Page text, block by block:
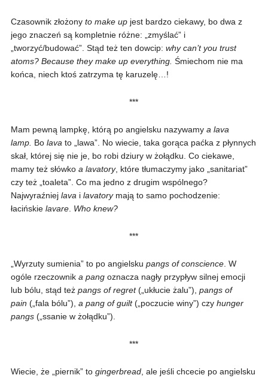
Czasownik złożony to make upjest bardzo ciekawy, bo dwa z
jego znaczeń są kompletnie różne: „zmyślać” i
„tworzyć/budować”. Stąd też ten dowcip: why can’t you trust
atoms? Because they make up everything. Śmiechom nie ma
końca, niech ktoś zatrzyma tę karuzelę…!
***
Mam pewną lampkę, którą po angielsku nazywamy a lava
lamp. Bo lava to „lawa”. No wiecie, taka gorąca paćka z płynnych
skał, której się nie je, bo robi dziury w żołądku. Co ciekawe,
mamy też słówko a lavatory, które tłumaczymy jako „sanitariat”
czy też „toaleta”. Co ma jedno z drugim wspólnego?
Najwyraźniej lavai lavatorymają to samo pochodzenie:
łacińskie lavare. Who knew?
***
„Wyrzuty sumienia” to po angielsku pangs of conscience. W
ogóle rzeczownik a pangoznacza nagły przypływ silnej emocji
lub bólu, stąd też pangs of regret(„ukłucie żalu”), pangs of
pain („fala bólu”), a pang of guilt(„poczucie winy”) czy hunger
pangs („ssanie w żołądku”).
***
Wiecie, że „piernik” to gingerbread, ale jeśli chcecie po angielsku